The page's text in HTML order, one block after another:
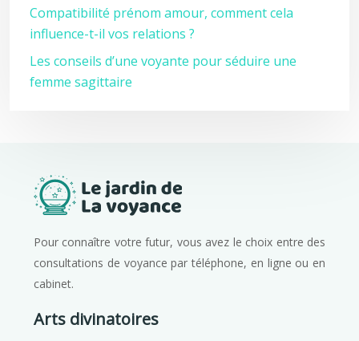
Compatibilité prénom amour, comment cela
influence-t-il vos relations ?
Les conseils d’une voyante pour séduire une
femme sagittaire
Pour connaître votre futur, vous avez le choix entre des
consultations de voyance par téléphone, en ligne ou en
cabinet.
Arts divinatoires